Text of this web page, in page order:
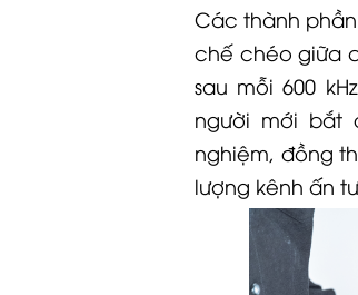
Các thành
chế chéo giữa
sau mỗi 600
người mới bắt
nghiệm, đồng
lượng kênh ấn